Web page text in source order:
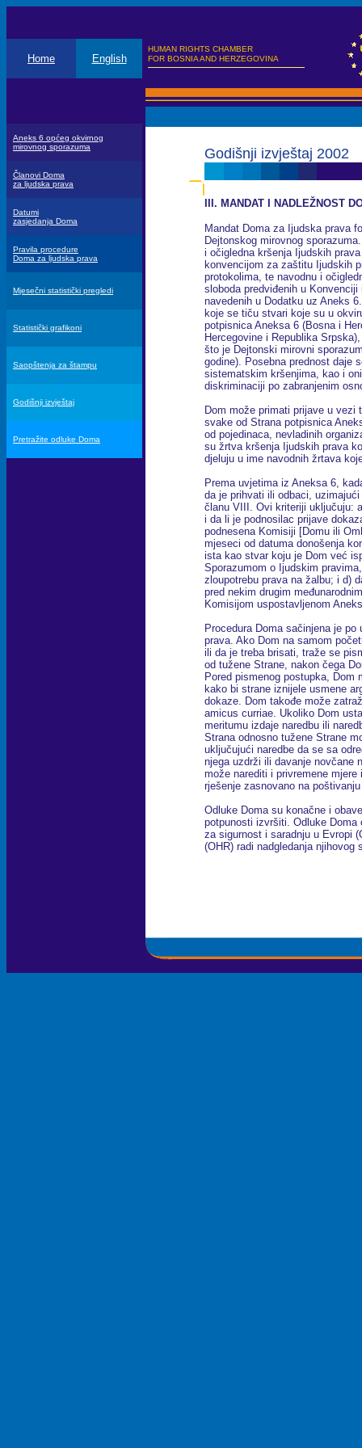
HUMAN RIGHTS CHAMBER
FOR BOSNIA AND HERZEGOVINA
Home English
Aneks 6 općeg okvirnog
mirovnog sporazuma
Članovi Doma
za ljudska prava
Datumi
zasjedanja Doma
Pravila procedure
Doma za ljudska prava
Mjesečni statistički pregledi
Statistički grafikoni
Saopštenja za štampu
Godišnji izvještaj
Pretražite odluke Doma
Godišnji izvještaj 2002
III. MANDAT I NADLEŽNOST
Mandat Doma za Ijudska prava
Dejtonskog mirovnog
i očigledna kršenja Ijudskih
konvencijom za zaštitu Ijudskih
protokolima, te navodnu i
sloboda predviđenih u
navedenih u Dodatku uz Aneks
koje se tiču stvari koje su u
potpisnica Aneksa 6 (Bosna i
Hercegovine i Republika
što je Dejtonski mirovni
godine). Posebna prednost daje
sistematskim kršenjima, kao i
diskriminaciji po zabranjenim
Dom može primati prijave u
svake od Strana potpisnica
od pojedinaca, nevladinih
su žrtva kršenja Ijudskih prava
djeluju u ime navodnih žrtava
Prema uvjetima iz Aneksa 6,
da je prihvati ili odbaci,
članu VIII. Ovi kriteriji uključuju:
i da li je podnosilac prijave
podnesena Komisiji [Domu ili
mjeseci od datuma donošenja
ista kao stvar koju je Dom već
Sporazumom o Ijudskim
zloupotrebu prava na žalbu; i d)
pred nekim drugim
Komisijom uspostavljenom
Procedura Doma sačinjena je
prava. Ako Dom na samom
ili da je treba brisati, traže se
od tužene Strane, nakon čega
Pored pismenog postupka, Dom
kako bi strane iznijele usmene
dokaze. Dom takođe može
amicus curriae. Ukoliko Dom
meritumu izdaje naredbu ili
Strana odnosno tužene Strane
uključujući naredbe da se sa
njega uzdrži ili davanje novčane
može narediti i privremene
rješenje zasnovano na
Odluke Doma su konačne i
potpunosti izvršiti. Odluke Doma
za sigurnost i saradnju u Evropi
(OHR) radi nadgledanja njihovog